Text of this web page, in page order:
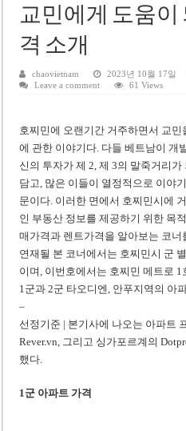
인천서 10대 아들, 말다툼 중 어머니 흉
U-17 여자배구 대표팀, 세계선수권 대
美 법원, 리플렉팅 풀 훼손 용의자 공소
카자흐스탄 거점 보이스피싱 조직원 4
사우디·튀르키예·파키스탄, 메카 공
우크라이나 ’40일 압박 작전’ 성과와
교민에게 도움이
격 소개
chaovietnam 2023년 10월 17일
Leave a comment
61 Views
호찌민에 오랜기간 거주하면서 교
에 관한 이야기다. 다들 베트남이 개
신의 투자가 제 2, 제 3의 말죽거리
담고, 많은 이들이 열정적으로 이야
문이다. 이러한 면에서 호찌민시에
인 부동산 정보를 제공하기 위한 목
매가격과 렌트가격을 알아보는 코
연재될 본 코너에서는 호찌민시 군
이며, 이번호에서는 호찌민 메트로
1군과 2군 타오디엔, 안푸지역의 아
–
선정기준 | 본기사에 나오는 아파트
Rever.vn, 그리고 싱가포르계의
했다.
1군 아파트 가격